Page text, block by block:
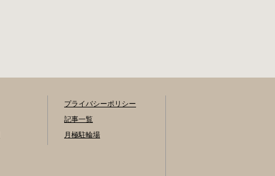
プライバシーポリシー
記事一覧
月極駐輪場